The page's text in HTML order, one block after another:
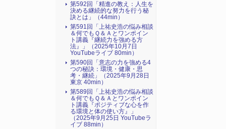
第592回「精進の教え：人生を
決める継続的な努力を行う秘
訣とは」（44min）
第591回「上祐史浩の悩み相談
＆何でもＱ＆Ａとワンポイン
ト講義『継続力を強める方
法』​」（2025年10月7日
YouTubeライブ 80min）
第590回「意志の力を強める4
つの秘訣：環境・健康・思
考・継続」（2025年9月28日
東京 40min）
第589回「上祐史浩の悩み相談
＆何でもＱ＆Ａとワンポイン
ト講義『ポジティブな心を作
る環境と体の使い方』​」
（2025年9月25日 YouTubeラ
イブ 88min）